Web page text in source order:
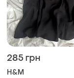
285 грн
H&M